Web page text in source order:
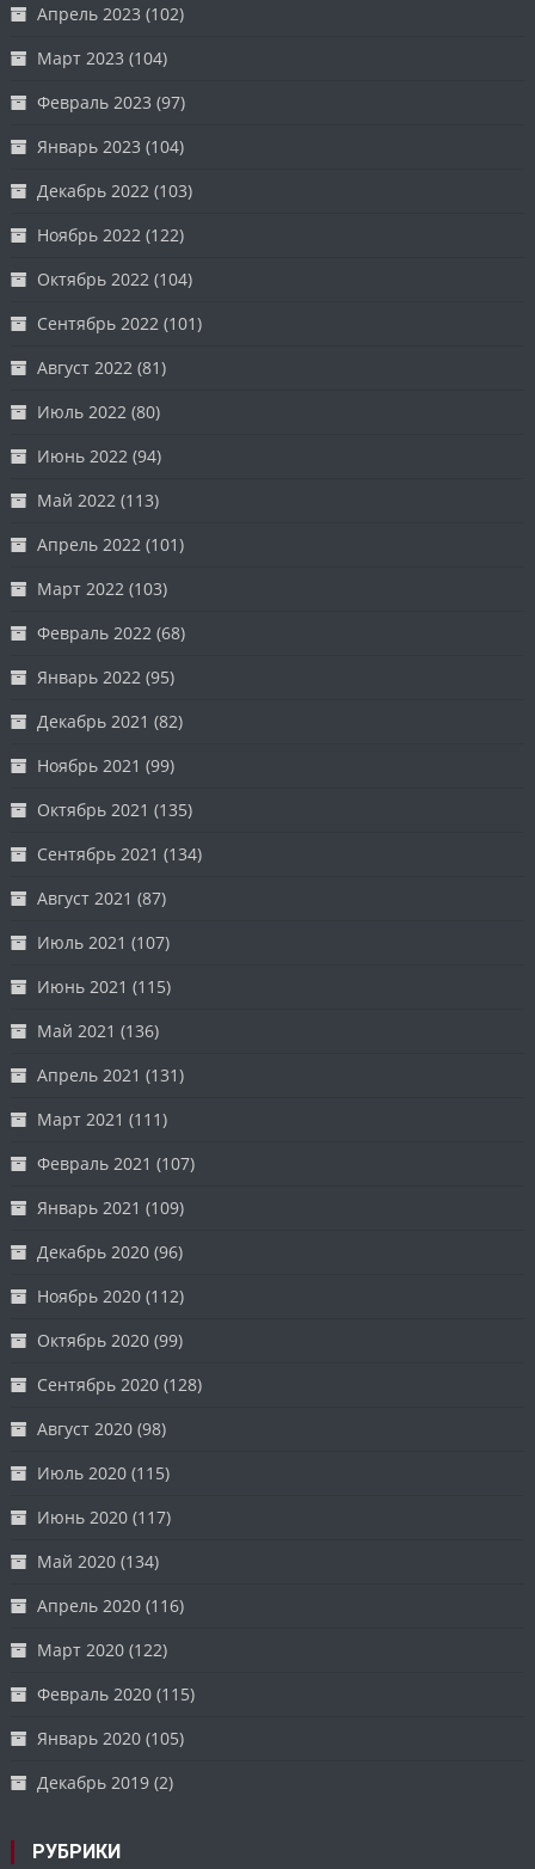
Апрель 2023 (102)
Март 2023 (104)
Февраль 2023 (97)
Январь 2023 (104)
Декабрь 2022 (103)
Ноябрь 2022 (122)
Октябрь 2022 (104)
Сентябрь 2022 (101)
Август 2022 (81)
Июль 2022 (80)
Июнь 2022 (94)
Май 2022 (113)
Апрель 2022 (101)
Март 2022 (103)
Февраль 2022 (68)
Январь 2022 (95)
Декабрь 2021 (82)
Ноябрь 2021 (99)
Октябрь 2021 (135)
Сентябрь 2021 (134)
Август 2021 (87)
Июль 2021 (107)
Июнь 2021 (115)
Май 2021 (136)
Апрель 2021 (131)
Март 2021 (111)
Февраль 2021 (107)
Январь 2021 (109)
Декабрь 2020 (96)
Ноябрь 2020 (112)
Октябрь 2020 (99)
Сентябрь 2020 (128)
Август 2020 (98)
Июль 2020 (115)
Июнь 2020 (117)
Май 2020 (134)
Апрель 2020 (116)
Март 2020 (122)
Февраль 2020 (115)
Январь 2020 (105)
Декабрь 2019 (2)
РУБРИКИ